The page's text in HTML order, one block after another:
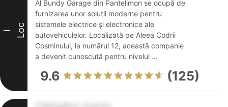
I Loc
Al Bundy Garage din Pantelimon se ocupă de
furnizarea unor soluții moderne pentru
sistemele electrice și electronice ale
autovehiculelor. Localizată pe Aleea Codrii
Cosminului, la numărul 12, această companie
a devenit cunoscută pentru nivelul ...
9.6 (125)